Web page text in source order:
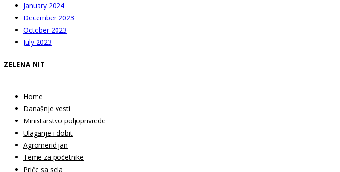
January 2024
December 2023
October 2023
July 2023
ZELENA NIT
Home
Današnje vesti
Ministarstvo poljoprivrede
Ulaganje i dobit
Agromeridijan
Teme za početnike
Priče sa sela